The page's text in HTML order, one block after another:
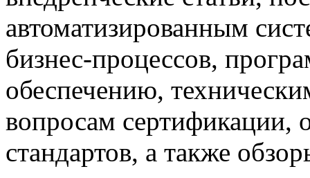
автоматизированным
бизнес-процессов,
обеспечению,
вопросам
стандартов, а также